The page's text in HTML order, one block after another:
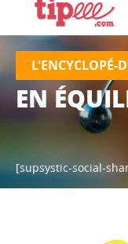
L'ENCYCLOPÉ-
EN
[supsystic-social-